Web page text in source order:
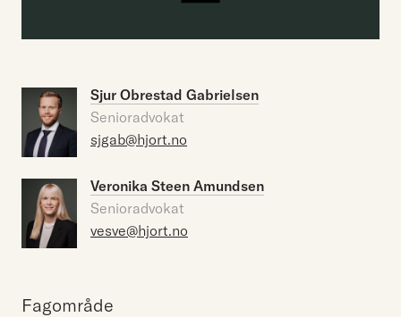
Sjur Obrestad Gabrielsen
Senioradvokat
sjgab@hjort.no
Veronika Steen Amundsen
Senioradvokat
vesve@hjort.no
Fagområde